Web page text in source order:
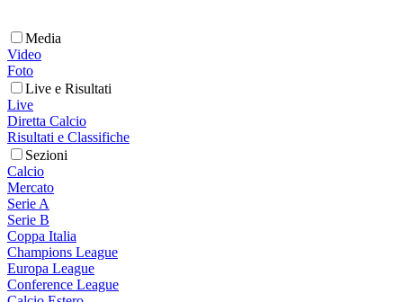
Media
Video
Foto
Live e Risultati
Live
Diretta Calcio
Risultati e Classifiche
Sezioni
Calcio
Mercato
Serie A
Serie B
Coppa Italia
Champions League
Europa League
Conference League